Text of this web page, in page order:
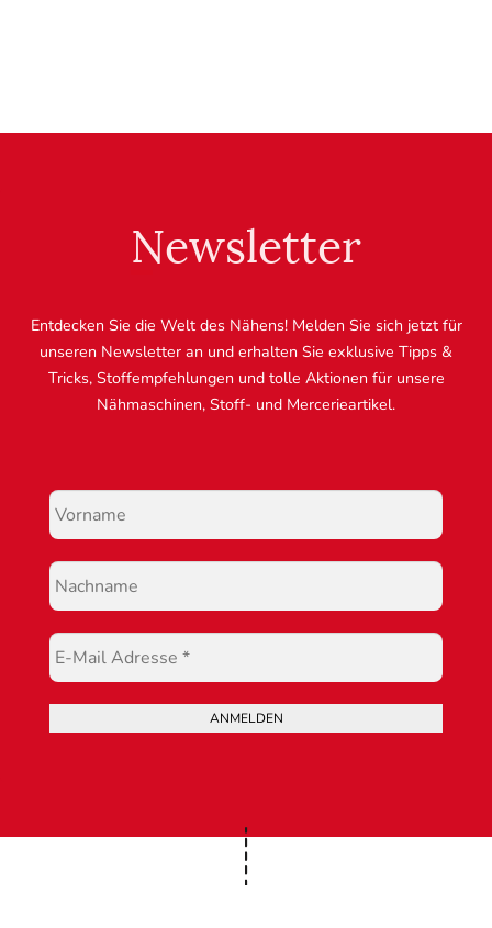
Newsletter
Entdecken Sie die Welt des Nähens! Melden Sie sich jetzt für
unseren Newsletter an und erhalten Sie exklusive Tipps &
Tricks, Stoffempfehlungen und tolle Aktionen für unsere
Nähmaschinen, Stoff- und Mercerieartikel.